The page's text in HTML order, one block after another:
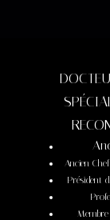
Ancien
Président